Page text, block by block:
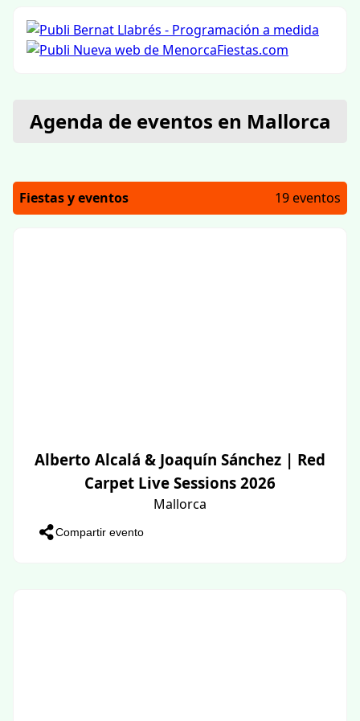
Agenda de eventos en Mallorca
Fiestas y eventos 19 eventos
Alberto Alcalá & Joaquín Sánchez | Red
Carpet Live Sessions 2026
Mallorca
Compartir evento